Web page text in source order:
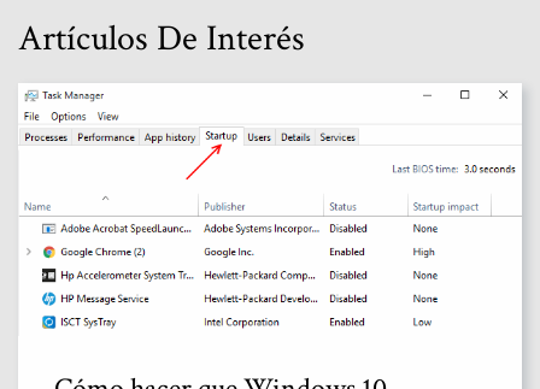
Artículos De Interés